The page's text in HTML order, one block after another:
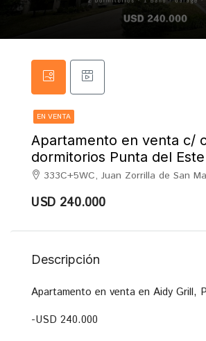
EN VENTA
Apartamento en venta c/
dormitorios Punta del Este
333C+5WC, Juan Zorrilla de San Martín, 20100,
USD 240.000
Descripción
Apartamento en venta en Aidy Grill,
-USD 240.000